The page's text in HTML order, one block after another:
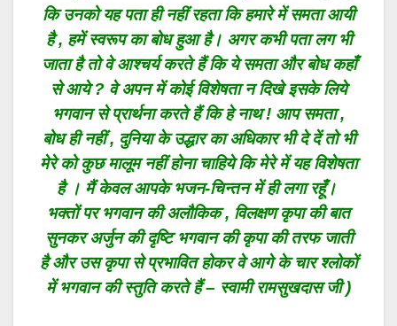
कि उनको यह पता ही नहीं रहता कि हमारे में समता आयी
है , हमें स्वरूप का बोध हुआ है। अगर कभी पता लग भी
जाता है तो वे आश्चर्य करते हैं कि ये समता और बोध कहाँ
से आये ? वे अपन में कोई विशेषता न दिखे इसके लिये
भगवान से प्रार्थना करते हैं कि हे नाथ ! आप समता ,
बोध ही नहीं , दुनिया के उद्धार का अधिकार भी दे दें तो भी
मेरे को कुछ मालूम नहीं होना चाहिये कि मेरे में यह विशेषता
है । मैं केवल आपके भजन-चिन्तन में ही लगा रहूँ।
भक्तों पर भगवान की अलौकिक , विलक्षण कृपा की बात
सुनकर अर्जुन की दृष्टि भगवान की कृपा की तरफ जाती
है और उस कृपा से प्रभावित होकर वे आगे के चार श्लोकों
में भगवान की स्तुति करते हैं – स्वामी रामसुखदास जी )